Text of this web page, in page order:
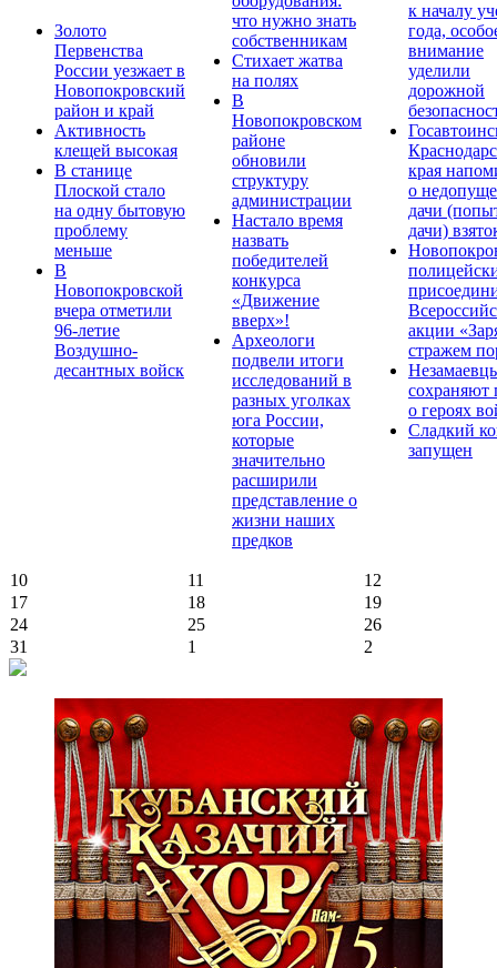
Золото
Первенства
России уезжает в
Новопокровский
район и край
Активность
клещей высокая
В станице
Плоской стало
на одну бытовую
проблему
меньше
В
Новопокровской
вчера отметили
96-летие
Воздушно-
десантных войск
что нужно знать
собственникам
Стихает жатва
на полях
В
Новопокровском
районе
обновили
структуру
администрации
Настало время
назвать
победителей
конкурса
«Движение
вверх»!
Археологи
подвели итоги
исследований в
разных уголках
юга России,
которые
значительно
расширили
представление о
жизни наших
предков
к началу
года,
внимание
уделили
дорожной
края
о
дачи
дачи)
акции
стражем
сохраняют
о героях
Сладкий
запущен
10 11
12
17
18
19
24
25
26
31
1 2